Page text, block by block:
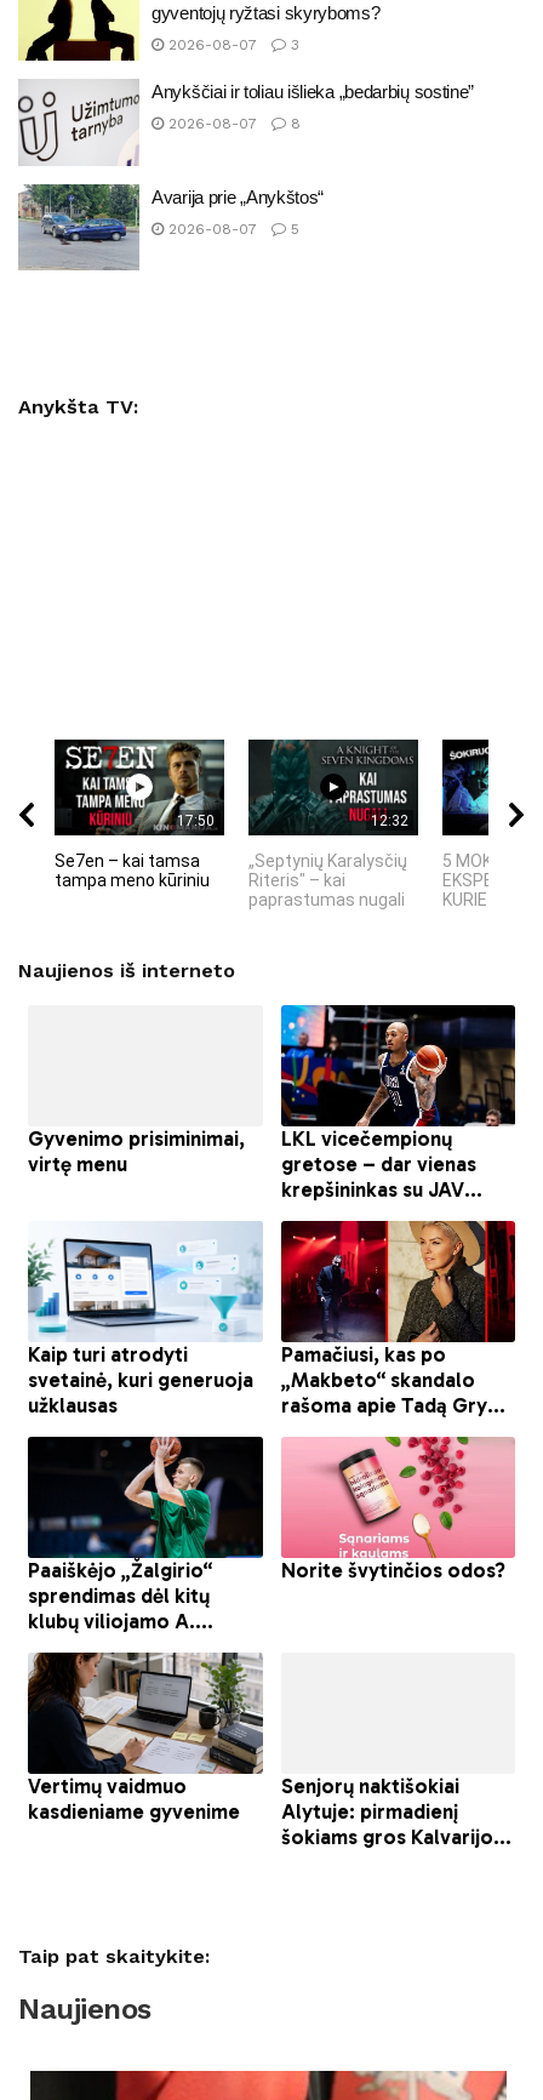
gyventojų ryžtasi skyryboms?
2026-08-07 3
Anykščiai ir toliau išlieka „bedarbių sostine”
2026-08-07 8
Avarija prie „Anykštos“
2026-08-07 5
Anykšta TV:
17:50
Se7en – kai tamsa
tampa meno kūriniu
12:32
„Septynių Karalysčių
Riteris" – kai
paprastumas nugali
5 MOKSLINIAI
KURIE
Naujienos iš interneto
Taip pat skaitykite:
Naujienos